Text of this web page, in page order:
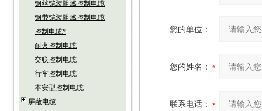
钢丝铠装阻燃控制电缆
钢带铠装阻燃控制电缆
控制电缆*
耐火控制电缆
交联控制电缆
行车控制电缆
本安型控制电缆
屏蔽电缆
您的单位：
您的姓名：
联系电话：